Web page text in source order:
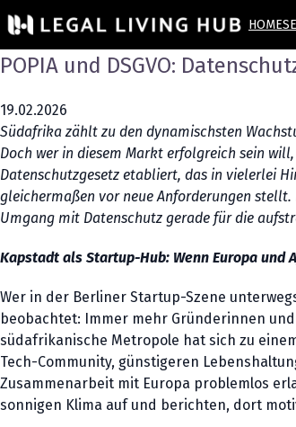
HOME
POPIA und DSGVO:
19.02.2026
Südafrika zählt zu den dynamischsten
Doch wer in diesem Markt erfolgreich sein
Datenschutzgesetz etabliert, das in vielerlei
gleichermaßen vor neue Anforderungen stellt.
Umgang mit Datenschutz gerade für die
Kapstadt als Startup-Hub: Wenn Europa
Wer in der Berliner Startup-Szene
beobachtet: Immer mehr Gründerinnen
südafrikanische Metropole hat sich zu
Tech-Community, günstigeren
Zusammenarbeit mit Europa problemlos
sonnigen Klima auf und berichten, dort